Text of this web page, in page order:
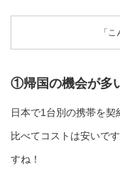
「
①帰国の機会が多
日本で1台別の携帯を契
比べてコストは安いで
すね！